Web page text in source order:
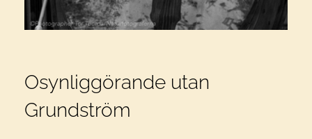
Osynliggörande utan
Grundström